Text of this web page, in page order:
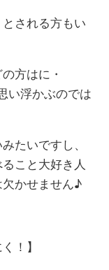
される方もい
方はに・
い浮かぶのでは
たいですし、
こと大好き人
かせません♪
！】